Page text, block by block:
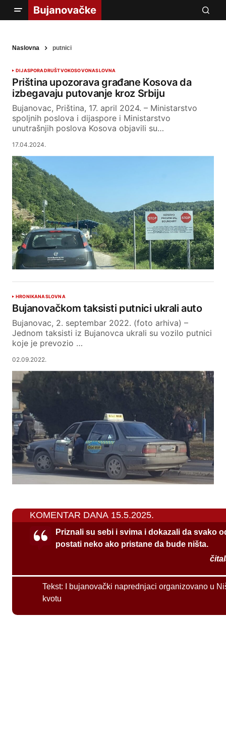
Naslovna putnici
DIJASPORADRUŠTVOKOSOVONASLOVNA
Priština upozorava građane Kosova da
izbegavaju putovanje kroz Srbiju
Bujanovac, Priština, 17. april 2024. – Ministarstvo
spoljnih poslova i dijaspore i Ministarstvo
unutrašnjih poslova Kosova objavili su…
17.04.2024.
HRONIKANASLOVNA
Bujanovačkom taksisti putnici ukrali auto
Bujanovac, 2. septembar 2022. (foto arhiva) –
Jednom taksisti iz Bujanovca ukrali su vozilo putnici
koje je prevozio …
02.09.2022.
KOMENTAR DANA 15.5.2025.
Priznali su sebi i svima i dokazali da svako
postati neko ako pristane da bude ništa.
Tekst:
I bujanovački naprednjaci organizovano u
kvotu